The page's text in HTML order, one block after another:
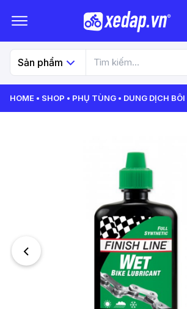
Sản phẩm
HOME SHOP PHỤ TÙNG DUNG DỊCH BÔI